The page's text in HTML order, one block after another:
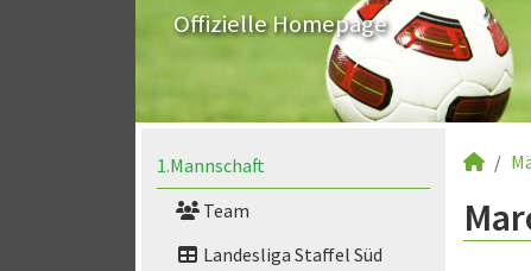
Offizielle Homepage
1.Mannschaft
Team
Landesliga Staffel Süd